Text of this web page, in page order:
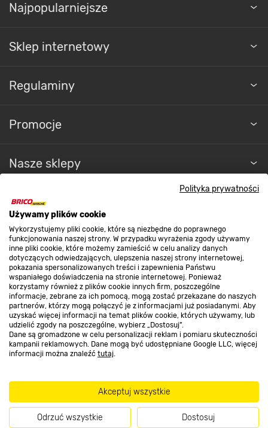
Polityka prywatności
Używamy plików cookie
Wykorzystujemy pliki cookie, które są niezbędne do poprawnego
funkcjonowania naszej strony. W przypadku wyrażenia zgody używamy
inne pliki cookie, które możemy zamieścić w celu analizy danych
dotyczących odwiedzających, ulepszenia naszej strony internetowej,
pokazania spersonalizowanych treści i zapewnienia Państwu
wspaniałego doświadczenia na stronie internetowej. Ponieważ
korzystamy również z plików cookie innych firm, poszczególne
informacje, zebrane za ich pomocą, mogą zostać przekazane do naszych
partnerów, którzy mogą połączyć je z informacjami już posiadanymi. Aby
uzyskać więcej informacji na temat plików cookie, których używamy, lub
udzielić zgody na poszczególne, wybierz „Dostosuj”.
Dane są gromadzone w celu personalizacji reklam i pomiaru skuteczności
kampanii reklamowych. Dane mogą być udostępniane Google LLC, więcej
informacji można znaleźć tutaj.
Akceptuj wszystkie
Odrzuć wszystkie Dostosuj
Najpopularniejsze
Sklep internetowy
Regulaminy
Promocje
Nasze sklepy
O nas
Kontakt do sklepu
Strefa biznesu
Dołącz do nas